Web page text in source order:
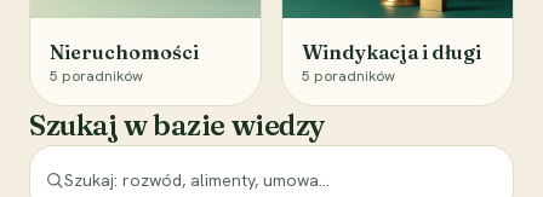
Nieruchomości
5 poradników
Windykacja i długi
5 poradników
Szukaj w bazie wiedzy